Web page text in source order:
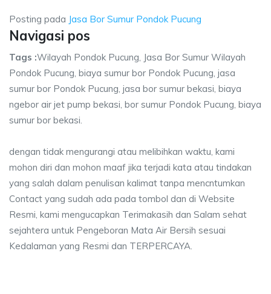
Posting pada Jasa Bor Sumur Pondok Pucung
Navigasi pos
Tags :Wilayah Pondok Pucung, Jasa Bor Sumur Wilayah
Pondok Pucung, biaya sumur bor Pondok Pucung, jasa
sumur bor Pondok Pucung, jasa bor sumur bekasi, biaya
ngebor air jet pump bekasi, bor sumur Pondok Pucung, biaya
sumur bor bekasi.
dengan tidak mengurangi atau melibihkan waktu, kami
mohon diri dan mohon maaf jika terjadi kata atau tindakan
yang salah dalam penulisan kalimat tanpa mencntumkan
Contact yang sudah ada pada tombol dan di Website
Resmi, kami mengucapkan Terimakasih dan Salam sehat
sejahtera untuk Pengeboran Mata Air Bersih sesuai
Kedalaman yang Resmi dan TERPERCAYA.